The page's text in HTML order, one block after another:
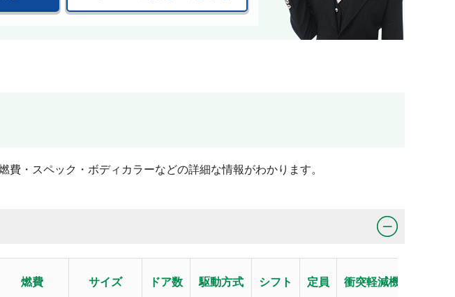
・スペック・ボディカラーなどの詳細な情報がわかります。
燃費 サイズ ドア数 駆動方式 シフト 定員 衝突軽減機能